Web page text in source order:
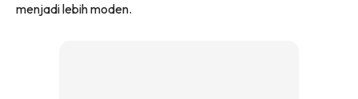
Beli Di Mana
menjadi lebih moden.